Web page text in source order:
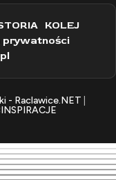
KOLEJ
prywatności
- Raclawice.NET